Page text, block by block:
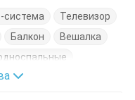
система
Телевизор
Балкон
Вешалка
Стулья